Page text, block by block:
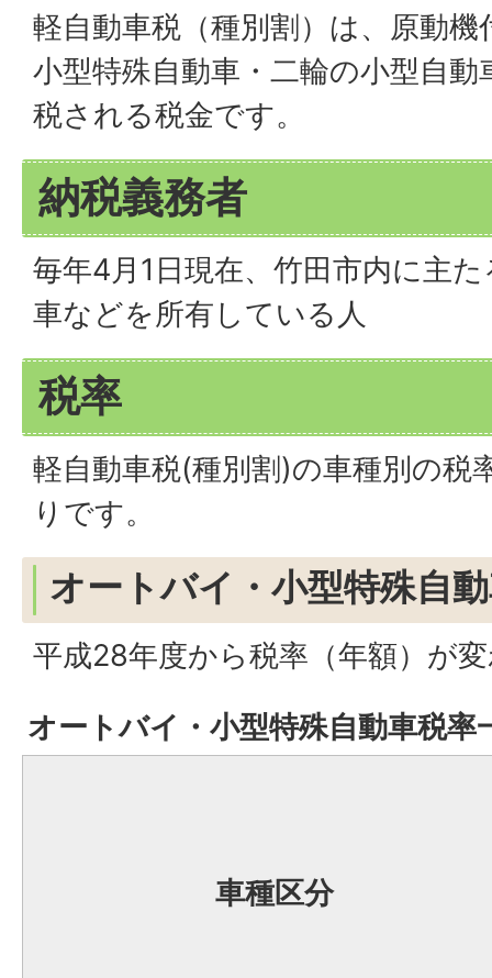
軽自動車税（種別割）は、原動機
小型特殊自動車・二輪の小型自
税される税金です。
納税義務者
毎年4月1日現在、竹田市内に主
車などを所有している人
税率
軽自動車税(種別割)の車種別の税
りです。
オートバイ・小型特殊自
平成28年度から税率（年額）が
オートバイ・小型特殊自動車税率
車種区分